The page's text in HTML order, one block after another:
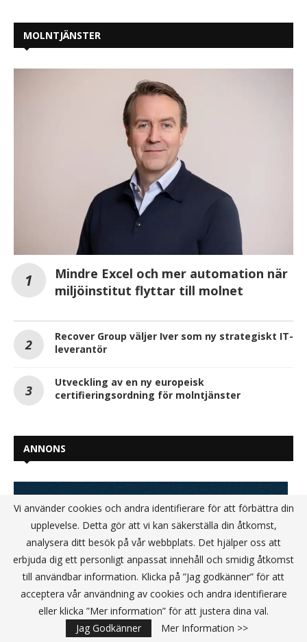
MOLNTJÄNSTER
Mindre Excel och mer automation när
miljöinstitut flyttar till molnet
Recover Group väljer Iver som ny strategiskt IT-
leverantör
Utveckling av en ny europeisk
certifieringsordning för molntjänster
ANNONS
Vi använder cookies och andra identifierare för att förbättra din
upplevelse. Detta gör att vi kan säkerställa din åtkomst,
analysera ditt besök på vår webbplats. Det hjälper oss att
erbjuda dig ett personligt anpassat innehåll och smidig åtkomst
till användbar information. Klicka på ”Jag godkänner” för att
acceptera vår användning av cookies och andra identifierare
eller klicka ”Mer information” för att justera dina val.
Jag Godkänner
Mer Information >>